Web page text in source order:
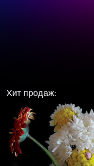
Хит продаж: